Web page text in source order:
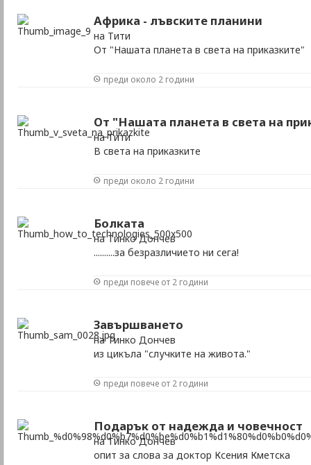
Африка - лъвските планини
на Тити
От "Нашата планета в света на приказките"
преди около 2 години
От "Нашата планета в света на
на Тити
В света на приказките
преди около 2 години
Болката
на Тинко Дончев
..........за безразличието ни сега!
преди повече от 2 години
Завършването
на Тинко Дончев
из цикъла "случките на живота."
преди повече от 2 години
Подарък от надежда и човечност
на Тинко Дончев
опит за слова за доктор Ксения Кметска